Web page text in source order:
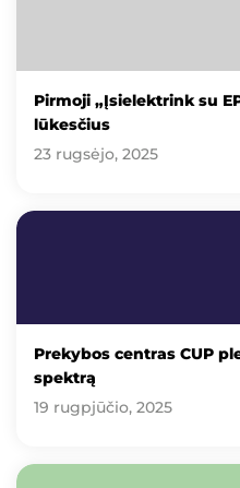
Pirmoji „Įsielektrink su
lūkesčius
23 rugsėjo, 2025
Prekybos centras CUP
spektrą
19 rugpjūčio, 2025